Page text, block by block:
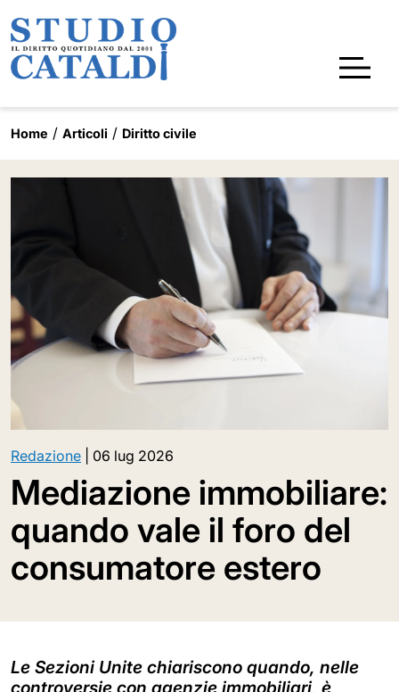
Home Articoli Diritto civile
Redazione 06 lug 2026
Mediazione immobiliare:
quando vale il foro del
consumatore estero
Le Sezioni Unite chiariscono quando, nelle
controversie con agenzie immobiliari, è